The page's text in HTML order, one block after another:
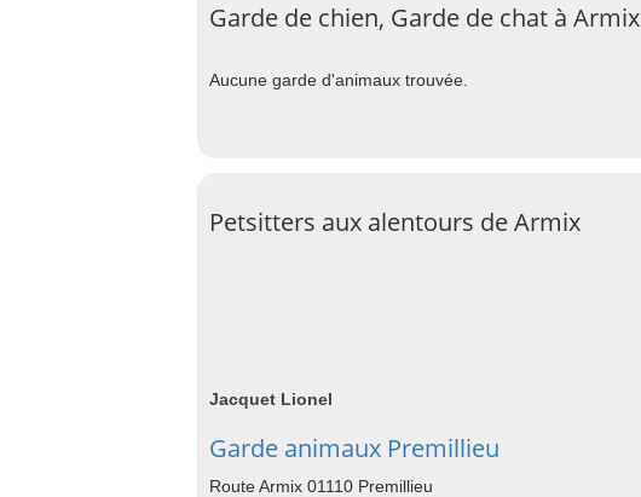
Garde de chien, Garde de chat à Armix
Aucune garde d'animaux trouvée.
Petsitters aux alentours de Armix
Jacquet Lionel
Garde animaux Premillieu
Route Armix 01110 Premillieu